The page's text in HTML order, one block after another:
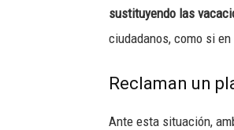
sustituyendo las
ciudadanos, como si
Reclaman un
Ante esta situación,